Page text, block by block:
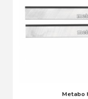
Metabo